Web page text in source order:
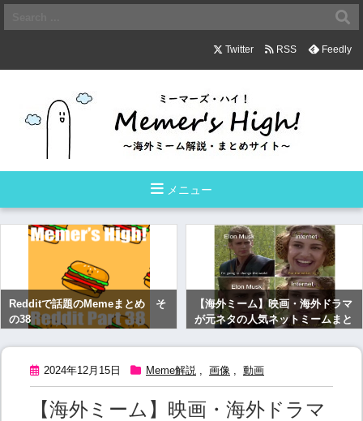
メニュー
Twitter RSS Feedly
Redditで話題のMemeまとめ そ
の38
【海外ミーム】映画・海外ドラマ
が元ネタの人気ネットミームまと
2024年12月15日 Meme解説 , 画像 , 動画
【海外ミーム】映画・海外ドラマ